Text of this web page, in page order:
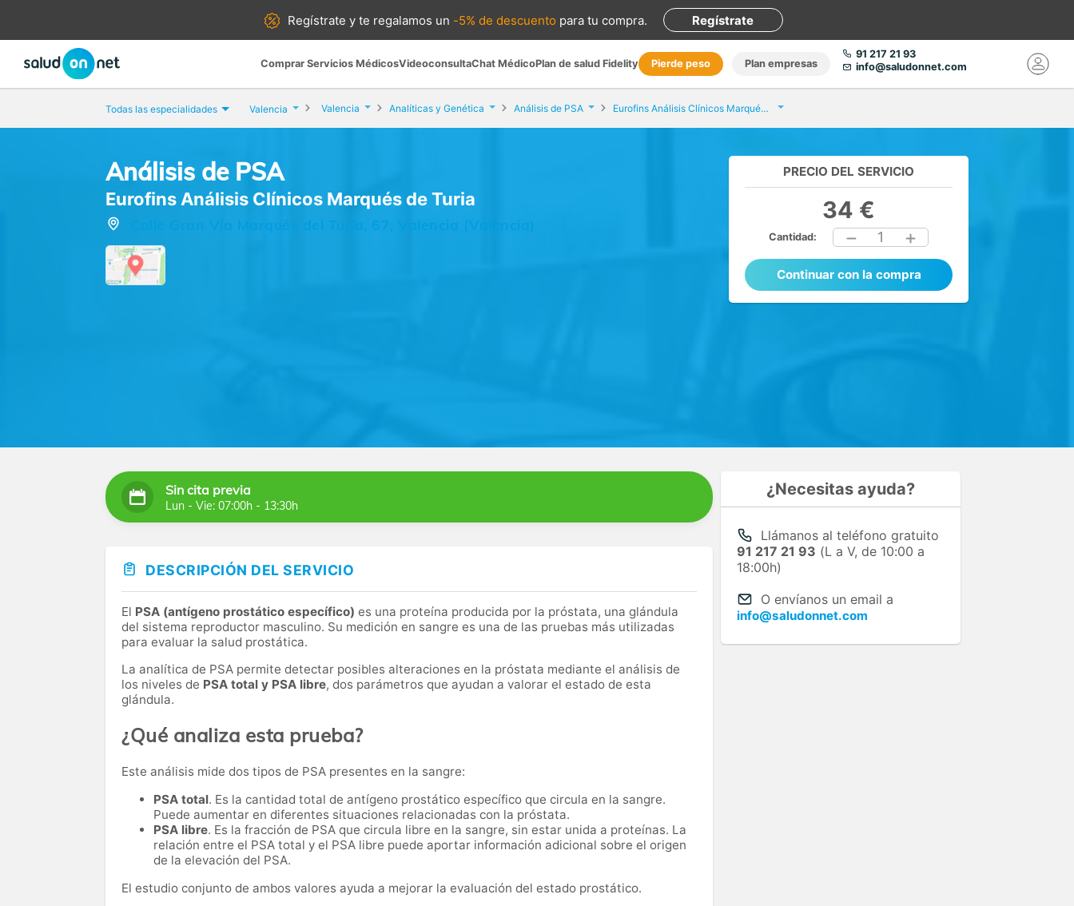
Regístrate yte regalamos un -5% de descuento para tu compra. Regístrate
Comprar Servicios MédicosVideoconsultaChat MédicoPlan de salud Fidelity Pierde peso Plan empresas
91 217 21 93
info@saludonnet.com
Todas las especialidades Valencia Valencia Analíticas y Genética Análisis de PSA Eurofins Análisis Clínicos Marqués de Turia
Análisis de PSA
Eurofins Análisis Clínicos Marqués de Turia
Calle Gran Vía Marqués del Turía, 67, Valencia (Valencia)
PRECIO DEL SERVICIO
34 €
Cantidad: 1
Continuar con la compra
Sin cita previa
Lun - Vie: 07:00h - 13:30h
DESCRIPCIÓN DEL SERVICIO
El PSA (antígeno prostático específico) es una proteína producida por la próstata, una glándula
del sistema reproductor masculino. Su medición en sangre es una de las pruebas más utilizadas
para evaluar la salud prostática.
La analítica de PSA permite detectar posibles alteraciones en la próstata mediante el análisis de
los niveles de PSA total y PSA libre, dos parámetros que ayudan a valorar el estado de esta
glándula.
¿Qué analiza esta prueba?
Este análisis mide dos tipos de PSA presentes en la sangre:
PSA total. Es la cantidad total de antígeno prostático específico que circula en la sangre.
Puede aumentar en diferentes situaciones relacionadas con la próstata.
PSA libre. Es la fracción de PSA que circula libre en la sangre, sin estar unida a proteínas. La
relación entre el PSA total y el PSA libre puede aportar información adicional sobre el origen
de la elevación del PSA.
El estudio conjunto de ambos valores ayuda a mejorar la evaluación del estado prostático.
¿Necesitas ayuda?
Llámanos al teléfono gratuito
91 217 21 93 (L a V, de 10:00 a
18:00h)
O envíanos un email a
info@saludonnet.com